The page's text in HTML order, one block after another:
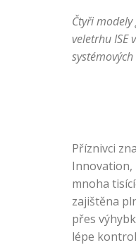
Čtyři
veletrhu ISE
Příznivci
Innovation,
mnoha
zajištěna
přes
lépe